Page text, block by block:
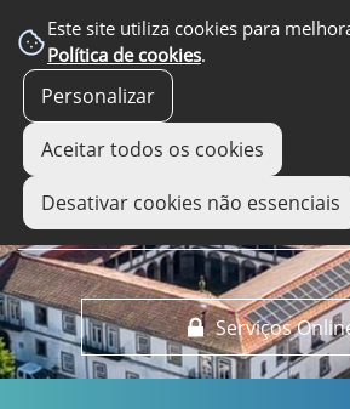
Este site utiliza cookies para
Política de cookies.
Personalizar
Aceitar todos os cookies
Desativar cookies não essenciais
Serviços
EM DESTAQUE